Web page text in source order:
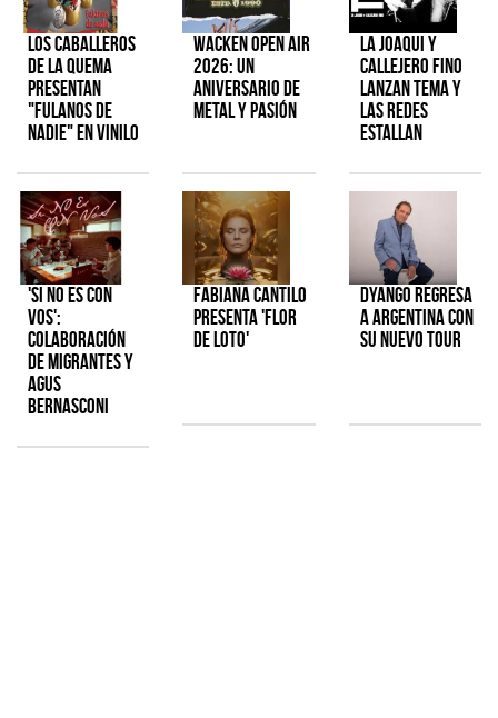
Los Caballeros
de la Quema
presentan
"Fulanos de
Nadie" en vinilo
Wacken Open Air
2026: Un
aniversario de
metal y pasión
La Joaqui y
Callejero Fino
lanzan tema y
las redes
estallan
'Si No Es Con
Vos':
colaboración
de Migrantes y
Agus
Bernasconi
Fabiana Cantilo
presenta 'Flor
de Loto'
Dyango regresa
a Argentina con
su nuevo tour